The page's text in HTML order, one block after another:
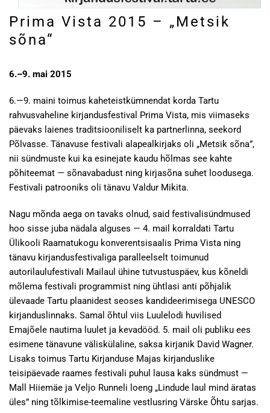
Prima Vista 2015 – „Metsik
sõna“
6.–9. mai 2015
6.—9. maini toimus kaheteistkümnendat korda Tartu
rahvusvaheline kirjandusfestival Prima Vista, mis viimaseks
päevaks laienes traditsiooniliselt ka partnerlinna, seekord
Põlvasse. Tänavuse festivali alapealkirjaks oli „Metsik sõna”,
nii sündmuste kui ka esinejate kaudu hõlmas see kahte
põhiteemat — sõnavabadust ning kirjasõna suhet loodusega.
Festivali patrooniks oli tänavu Valdur Mikita.
Nagu mõnda aega on tavaks olnud, said festivalisündmused
hoo sisse juba nädala alguses — 4. mail korraldati Tartu
Ülikooli Raamatukogu konverentsisaalis Prima Vista ning
tänavu kirjandusfestivaliga paralleelselt toimunud
autorilaulufestivali Mailaul ühine tutvustuspäev, kus kõneldi
mõlema festivali programmist ning ühtlasi anti põhjalik
ülevaade Tartu plaanidest seoses kandideerimisega UNESCO
kirjanduslinnaks. Samal õhtul viis Luulelodi huvilised
Emajõele nautima luulet ja kevadööd. 5. mail oli publiku ees
esimene tänavune väliskülaline, saksa kirjanik David Wagner.
Lisaks toimus Tartu Kirjanduse Majas kirjanduslike
teisipäevade raames festivali puhul lausa kaks sündmust —
Mall Hiiemäe ja Veljo Runneli loeng „Lindude laul mind äratas
üles” ning tõlkimise-teemaline vestlusring Värske Õhtu sarjas.